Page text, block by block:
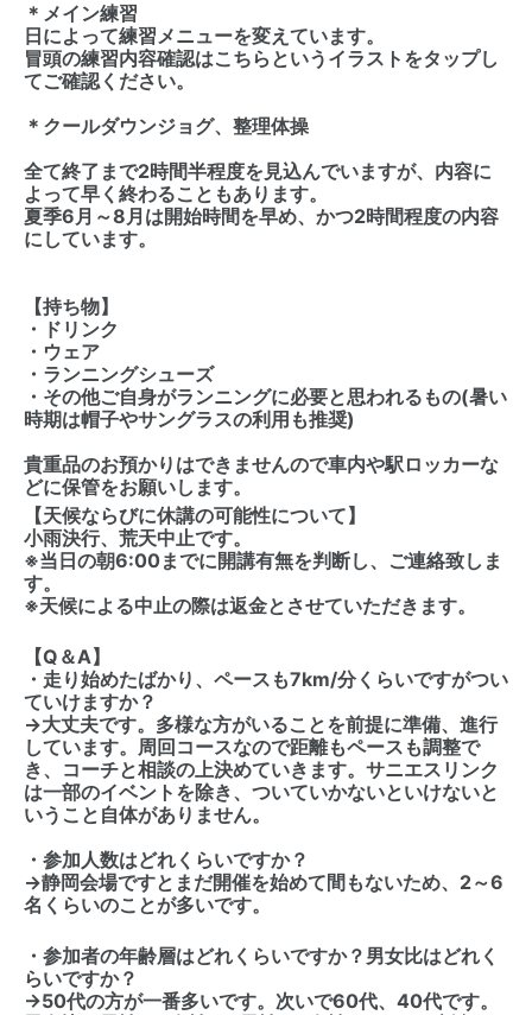
＊メイン練習
日によって練習メニューを変えています。
冒頭の練習内容確認はこちらというイラストをタップし
てご確認ください。
＊クールダウンジョグ、整理体操
全て終了まで2時間半程度を見込んでいますが、内容に
よって早く終わることもあります。
夏季6月～8月は開始時間を早め、かつ2時間程度の内容
にしています。
【持ち物】
・ドリンク
・ウェア
・ランニングシューズ
・その他ご自身がランニングに必要と思われるもの(暑い
時期は帽子やサングラスの利用も推奨)
貴重品のお預かりはできませんので車内や駅ロッカーな
どに保管をお願いします。
【天候ならびに休講の可能性について】
小雨決行、荒天中止です。
※当日の朝6:00までに開講有無を判断し、ご連絡致しま
す。
※天候による中止の際は返金とさせていただきます。
【Q＆A】
・走り始めたばかり、ペースも7km/分くらいですがつい
ていけますか？
→大丈夫です。多様な方がいることを前提に準備、進行
しています。周回コースなので距離もペースも調整で
き、コーチと相談の上決めていきます。サニエスリンク
は一部のイベントを除き、ついていかないといけないと
いうこと自体がありません。
・参加人数はどれくらいですか？
→静岡会場ですとまだ開催を始めて間もないため、2～6
名くらいのことが多いです。
・参加者の年齢層はどれくらいですか？男女比はどれく
らいですか？
→50代の方が一番多いです。次いで60代、40代です。